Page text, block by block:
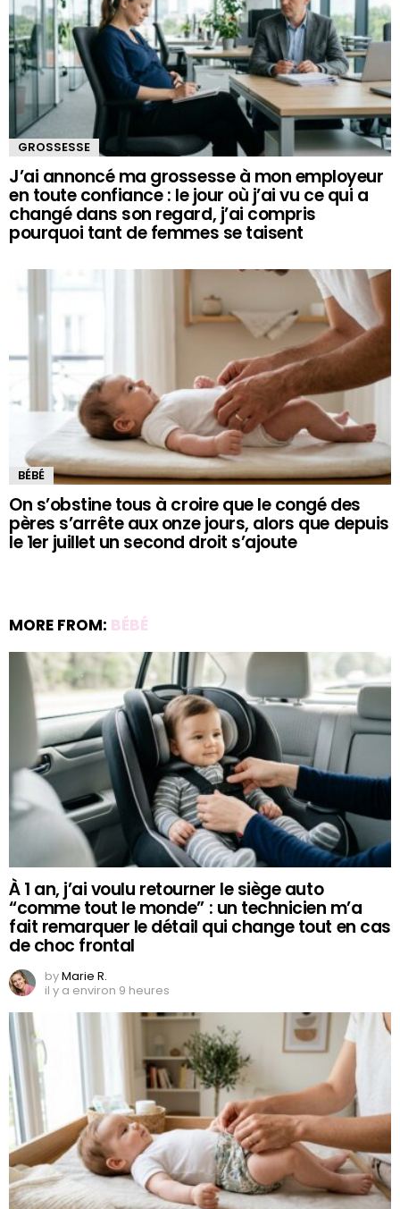
GROSSESSE
J’ai annoncé ma grossesse à mon employeur
en toute confiance : le jour où j’ai vu ce qui a
changé dans son regard, j’ai compris
pourquoi tant de femmes se taisent
BÉBÉ
On s’obstine tous à croire que le congé des
pères s’arrête aux onze jours, alors que depuis
le 1er juillet un second droit s’ajoute
MORE FROM: BÉBÉ
À 1 an, j’ai voulu retourner le siège auto
“comme tout le monde” : un technicien m’a
fait remarquer le détail qui change tout en cas
de choc frontal
byMarie R.
il y a environ 9 heures